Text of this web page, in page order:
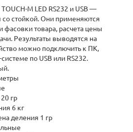
M LED RS232 и USB —
со стойкой. Они применяются
фасовки товара, расчета цены
Результаты выводятся на
можно подключить к ПК,
по USB или RS232.
гр
6 кг
деления 1 гр